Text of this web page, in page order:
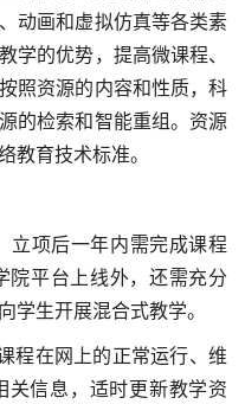
动画和虚拟仿真等各类素
学的优势，提高微课程、
照资源的内容和性质，科
的检索和智能重组。资源
教育技术标准。
立项后一年内需完成课程
院平台上线外，还需充分
学生开展混合式教学。
程在网上的正常运行、维
关信息，适时更新教学资